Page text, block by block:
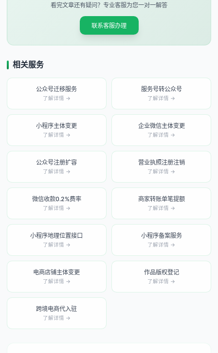
看完文章还有疑问？专业客服为您一对一解答
联系客服办理
相关服务
公众号迁移服务
了解详情 →
服务号转公众号
了解详情 →
小程序主体变更
了解详情 →
企业微信主体变更
了解详情 →
公众号注册扩容
了解详情 →
营业执照注册注销
了解详情 →
微信收款0.2%费率
了解详情 →
商家转账单笔提额
了解详情 →
小程序地理位置接口
了解详情 →
小程序备案服务
了解详情 →
电商店铺主体变更
了解详情 →
作品版权登记
了解详情 →
跨境电商代入驻
了解详情 →